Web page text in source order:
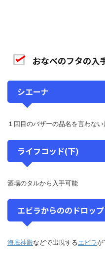
おなべのフタの入
シエーナ
１回目のバザーの品名を言わな
ライフコッド(下)
酒場のタルから入手可能
エビラからののドロップ
海底神殿などで出現するエビラが